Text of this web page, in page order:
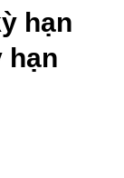
hạn
hạn